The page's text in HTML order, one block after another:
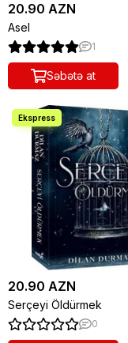
20.90 AZN
Asel
1
Səbətə at
20.90 AZN
Serçeyi Öldürmek
0